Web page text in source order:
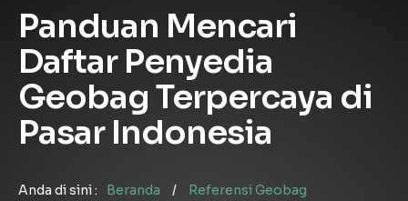
Tentang Kami
Layanan
Panduan Mencari
Daftar Penyedia
Geobag Terpercaya di
Pasar Indonesia
Anda di sini : Beranda / Referensi Geobag